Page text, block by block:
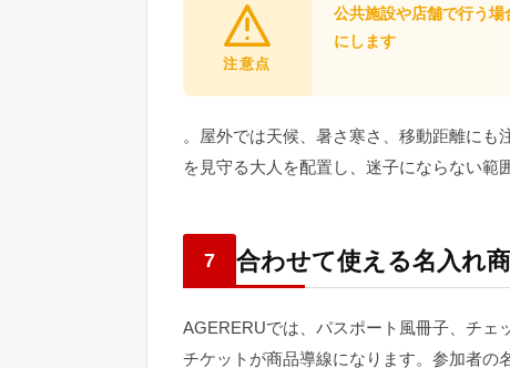
注意点
公共施設や店舗で行う
にします
。屋外では天候、暑さ寒さ、移動距離にも
を見守る大人を配置し、迷子にならない範
7 合わせて使える名入れ
AGERERUでは、パスポート風冊子、チェ
チケットが商品導線になります。参加者の